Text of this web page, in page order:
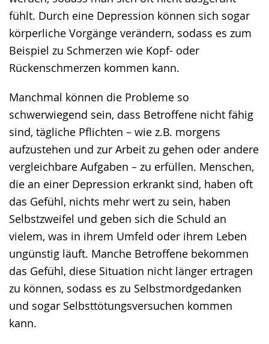
fühlt. Durch eine Depression können sich sogar
körperliche Vorgänge verändern, sodass es zum
Beispiel zu Schmerzen wie Kopf- oder
Rückenschmerzen kommen kann.
Manchmal können die Probleme so
schwerwiegend sein, dass Betroffene nicht fähig
sind, tägliche Pflichten – wie z.B. morgens
aufzustehen und zur Arbeit zu gehen oder andere
vergleichbare Aufgaben – zu erfüllen. Menschen,
die an einer Depression erkrankt sind, haben oft
das Gefühl, nichts mehr wert zu sein, haben
Selbstzweifel und geben sich die Schuld an
vielem, was in ihrem Umfeld oder ihrem Leben
ungünstig läuft. Manche Betroffene bekommen
das Gefühl, diese Situation nicht länger ertragen
zu können, sodass es zu Selbstmordgedanken
und sogar Selbsttötungsversuchen kommen
kann.